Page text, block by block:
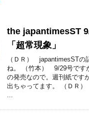
the japantimesST
「超常現象」
（ＤＲ） japantimesSTの
ね。 （竹本） 9/29号です
の発売なので。週刊紙です
出ちゃってます。 （ＤＲ
...